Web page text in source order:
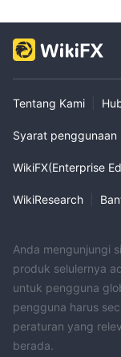
Tentang Kami
Syarat penggunaan
WikiFX(Enterprise
WikiResearch
Anda mengunjungi
produk selulernya
untuk pengguna
pengguna harus
peraturan yang
berada.